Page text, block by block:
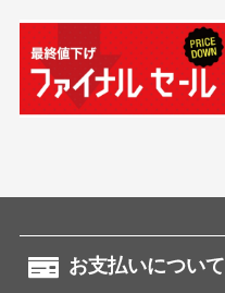
お支払いについて